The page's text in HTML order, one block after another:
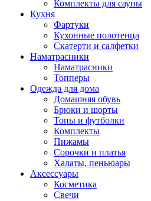
Комплекты для сауны
Кухня
Фартуки
Кухонные полотенца
Скатерти и салфетки
Наматрасники
Наматрасники
Топперы
Одежда для дома
Домашняя обувь
Брюки и шорты
Топы и футболки
Комплекты
Пижамы
Сорочки и платья
Халаты, пеньюары
Аксессуары
Косметика
Свечи